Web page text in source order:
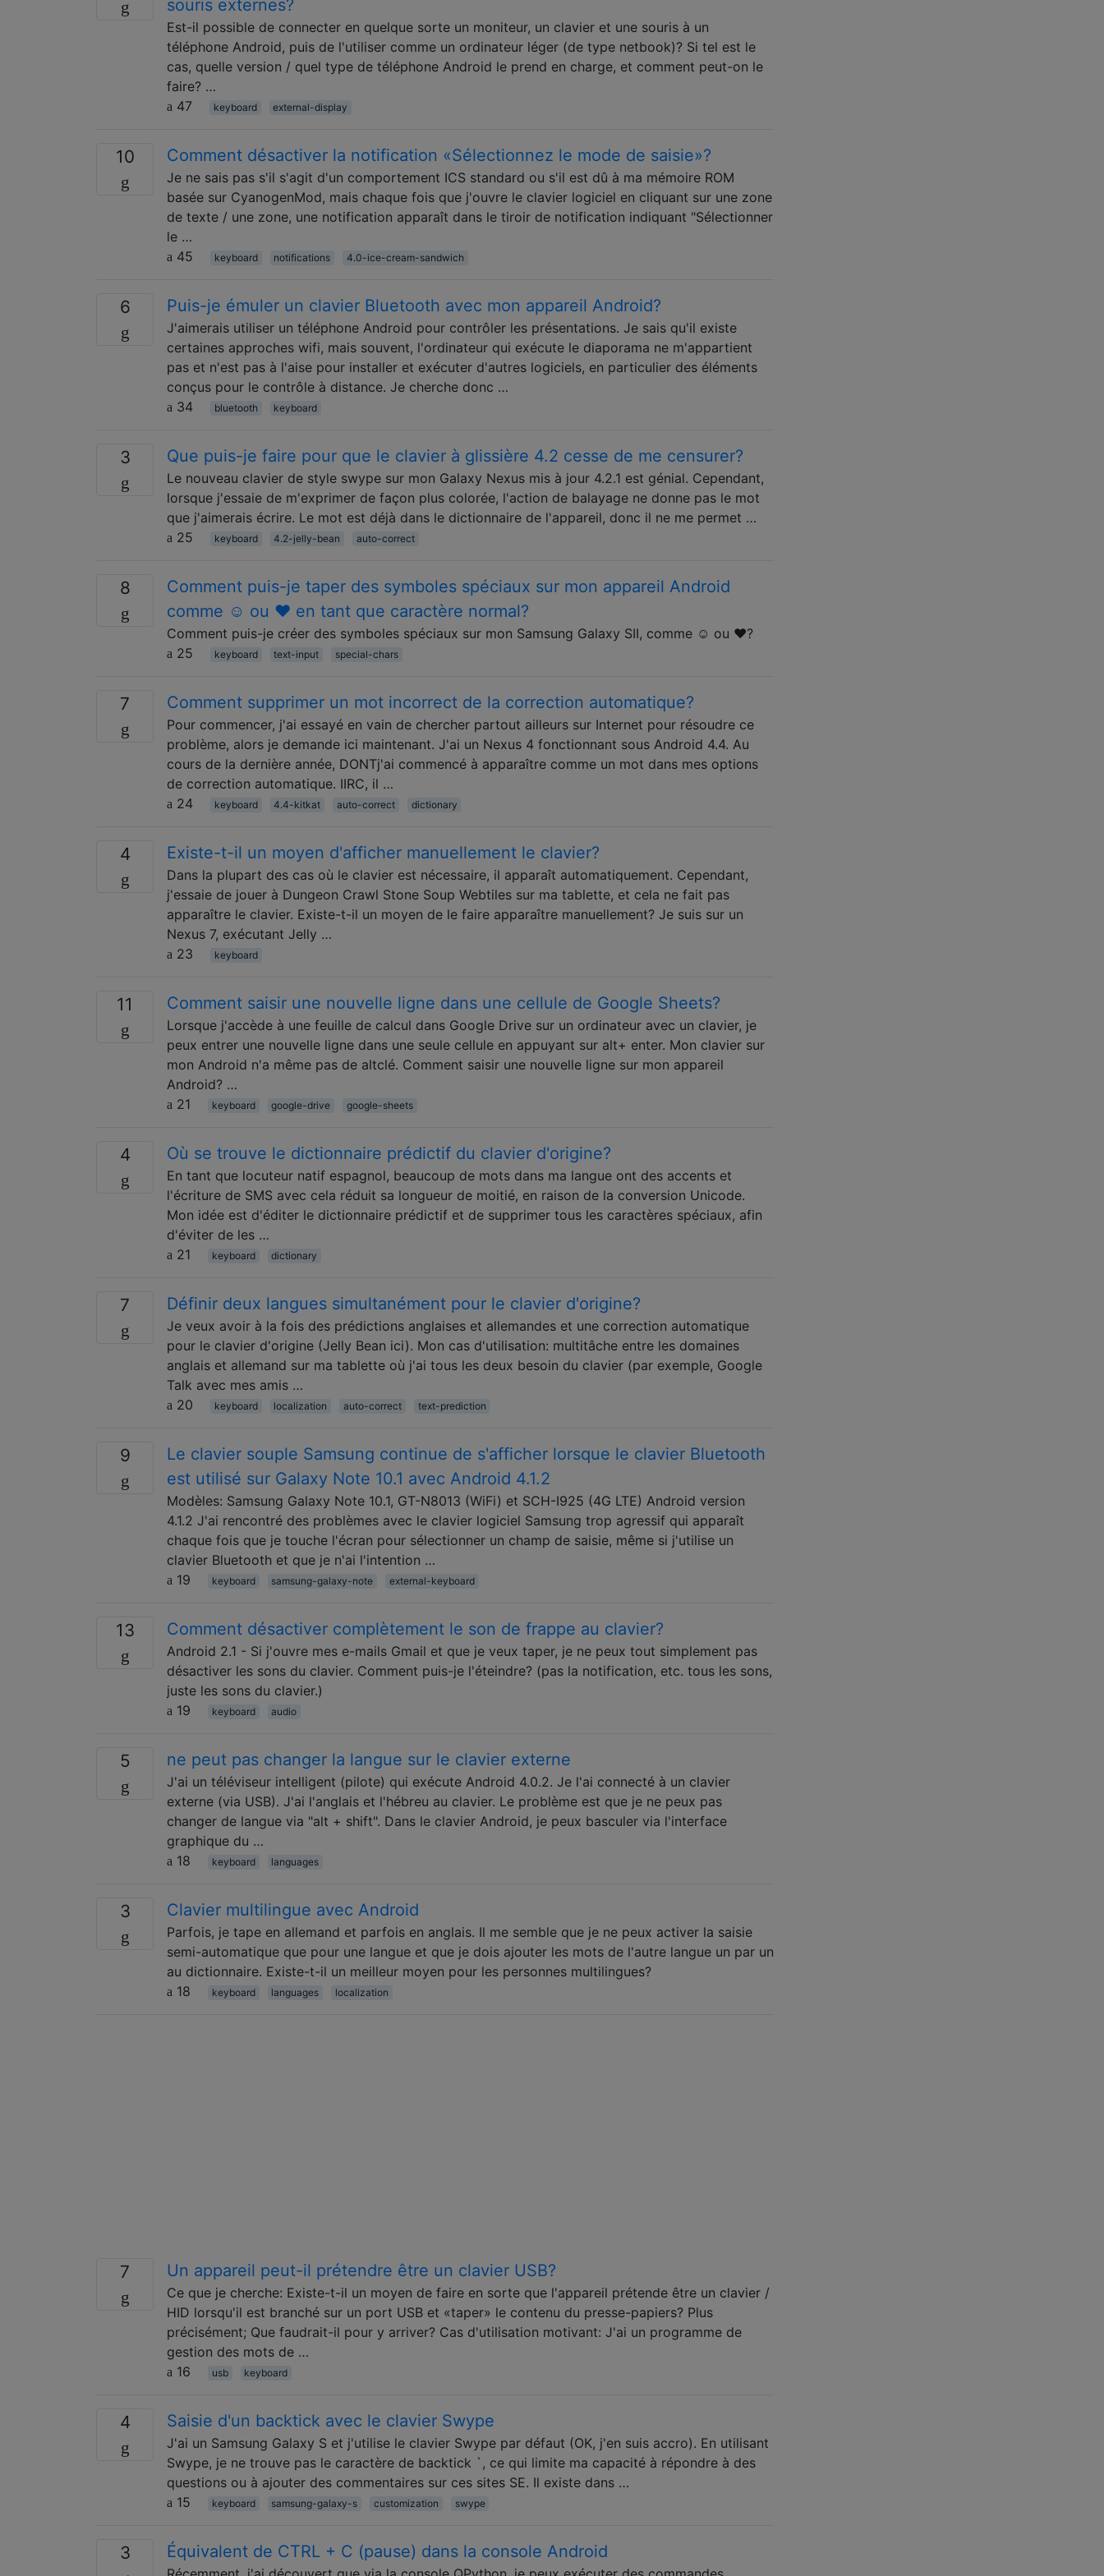
souris externes?
Est-il possible de connecter en quelque sorte un moniteur, un clavier et une souris à un
téléphone Android, puis de l'utiliser comme un ordinateur léger (de type netbook)? Si tel est le
cas, quelle version / quel type de téléphone Android le prend en charge, et comment peut-on le
faire? …
47
keyboard external-display
10 Comment désactiver la notification «Sélectionnez le mode de saisie»?
Je ne sais pas s'il s'agit d'un comportement ICS standard ou s'il est dû à ma mémoire ROM
basée sur CyanogenMod, mais chaque fois que j'ouvre le clavier logiciel en cliquant sur une zone
de texte / une zone, une notification apparaît dans le tiroir de notification indiquant "Sélectionner
le …
45
keyboard notifications 4.0-ice-cream-sandwich
6 Puis-je émuler un clavier Bluetooth avec mon appareil Android?
J'aimerais utiliser un téléphone Android pour contrôler les présentations. Je sais qu'il existe
certaines approches wifi, mais souvent, l'ordinateur qui exécute le diaporama ne m'appartient
pas et n'est pas à l'aise pour installer et exécuter d'autres logiciels, en particulier des éléments
conçus pour le contrôle à distance. Je cherche donc …
34
bluetooth keyboard
3 Que puis-je faire pour que le clavier à glissière 4.2 cesse de me censurer?
Le nouveau clavier de style swype sur mon Galaxy Nexus mis à jour 4.2.1 est génial. Cependant,
lorsque j'essaie de m'exprimer de façon plus colorée, l'action de balayage ne donne pas le mot
que j'aimerais écrire. Le mot est déjà dans le dictionnaire de l'appareil, donc il ne me permet …
25
keyboard 4.2-jelly-bean auto-correct
8
Comment puis-je taper des symboles spéciaux sur mon appareil Android
comme ☺ ou ♥ en tant que caractère normal?
Comment puis-je créer des symboles spéciaux sur mon Samsung Galaxy SII, comme ☺ ou ♥?
25
keyboard text-input special-chars
7 Comment supprimer un mot incorrect de la correction automatique?
Pour commencer, j'ai essayé en vain de chercher partout ailleurs sur Internet pour résoudre ce
problème, alors je demande ici maintenant. J'ai un Nexus 4 fonctionnant sous Android 4.4. Au
cours de la dernière année, DONTj'ai commencé à apparaître comme un mot dans mes options
de correction automatique. IIRC, il …
24
keyboard 4.4-kitkat auto-correct dictionary
4 Existe-t-il un moyen d'afficher manuellement le clavier?
Dans la plupart des cas où le clavier est nécessaire, il apparaît automatiquement. Cependant,
j'essaie de jouer à Dungeon Crawl Stone Soup Webtiles sur ma tablette, et cela ne fait pas
apparaître le clavier. Existe-t-il un moyen de le faire apparaître manuellement? Je suis sur un
Nexus 7, exécutant Jelly …
23
keyboard
11 Comment saisir une nouvelle ligne dans une cellule de Google Sheets?
Lorsque j'accède à une feuille de calcul dans Google Drive sur un ordinateur avec un clavier, je
peux entrer une nouvelle ligne dans une seule cellule en appuyant sur alt+ enter. Mon clavier sur
mon Android n'a même pas de altclé. Comment saisir une nouvelle ligne sur mon appareil
Android? …
21
keyboard google-drive google-sheets
4 Où se trouve le dictionnaire prédictif du clavier d'origine?
En tant que locuteur natif espagnol, beaucoup de mots dans ma langue ont des accents et
l'écriture de SMS avec cela réduit sa longueur de moitié, en raison de la conversion Unicode.
Mon idée est d'éditer le dictionnaire prédictif et de supprimer tous les caractères spéciaux, afin
d'éviter de les …
21
keyboard dictionary
7 Définir deux langues simultanément pour le clavier d'origine?
Je veux avoir à la fois des prédictions anglaises et allemandes et une correction automatique
pour le clavier d'origine (Jelly Bean ici). Mon cas d'utilisation: multitâche entre les domaines
anglais et allemand sur ma tablette où j'ai tous les deux besoin du clavier (par exemple, Google
Talk avec mes amis …
20
keyboard localization auto-correct text-prediction
9
Le clavier souple Samsung continue de s'afficher lorsque le clavier Bluetooth
est utilisé sur Galaxy Note 10.1 avec Android 4.1.2
Modèles: Samsung Galaxy Note 10.1, GT-N8013 (WiFi) et SCH-I925 (4G LTE) Android version
4.1.2 J'ai rencontré des problèmes avec le clavier logiciel Samsung trop agressif qui apparaît
chaque fois que je touche l'écran pour sélectionner un champ de saisie, même si j'utilise un
clavier Bluetooth et que je n'ai l'intention …
19
keyboard samsung-galaxy-note external-keyboard
13 Comment désactiver complètement le son de frappe au clavier?
Android 2.1 - Si j'ouvre mes e-mails Gmail et que je veux taper, je ne peux tout simplement pas
désactiver les sons du clavier. Comment puis-je l'éteindre? (pas la notification, etc. tous les sons,
juste les sons du clavier.)
19
keyboard audio
5 ne peut pas changer la langue sur le clavier externe
J'ai un téléviseur intelligent (pilote) qui exécute Android 4.0.2. Je l'ai connecté à un clavier
externe (via USB). J'ai l'anglais et l'hébreu au clavier. Le problème est que je ne peux pas
changer de langue via "alt + shift". Dans le clavier Android, je peux basculer via l'interface
graphique du …
18
keyboard languages
3 Clavier multilingue avec Android
Parfois, je tape en allemand et parfois en anglais. Il me semble que je ne peux activer la saisie
semi-automatique que pour une langue et que je dois ajouter les mots de l'autre langue un par un
au dictionnaire. Existe-t-il un meilleur moyen pour les personnes multilingues?
18
keyboard languages localization
7 Un appareil peut-il prétendre être un clavier USB?
Ce que je cherche: Existe-t-il un moyen de faire en sorte que l'appareil prétende être un clavier /
HID lorsqu'il est branché sur un port USB et «taper» le contenu du presse-papiers? Plus
précisément; Que faudrait-il pour y arriver? Cas d'utilisation motivant: J'ai un programme de
gestion des mots de …
16
usb keyboard
4 Saisie d'un backtick avec le clavier Swype
J'ai un Samsung Galaxy S et j'utilise le clavier Swype par défaut (OK, j'en suis accro). En utilisant
Swype, je ne trouve pas le caractère de backtick `, ce qui limite ma capacité à répondre à des
questions ou à ajouter des commentaires sur ces sites SE. Il existe dans …
15
keyboard samsung-galaxy-s customization swype
3 Équivalent de CTRL + C (pause) dans la console Android